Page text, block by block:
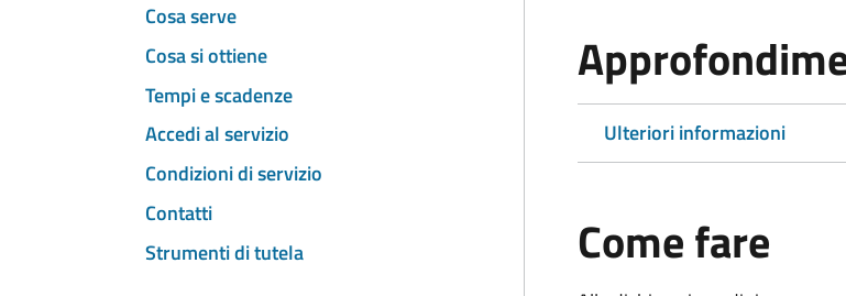
Cosa serve
Cosa si ottiene
Tempi e scadenze
Accedi al servizio
Condizioni di servizio
Contatti
Strumenti di tutela
Ulteriori informazioni
Come fare